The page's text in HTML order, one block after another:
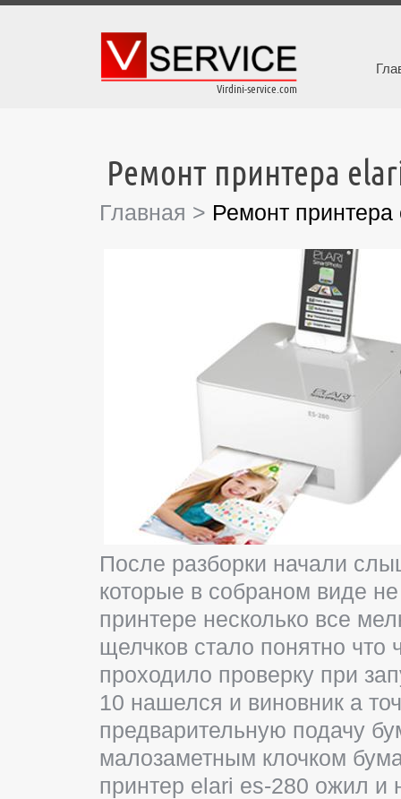
Virdini-service.com
Ремонт принтера
Главная > Ремонт
После разборки начали
которые в собраном виде
принтере несколько все
щелчков стало понятно что
проходило проверку при
10 нашелся и виновник а
предварительную подачу
малозаметным клочком
принтер elari es-280 ожил и